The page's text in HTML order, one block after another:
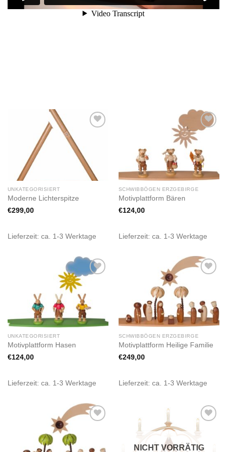
Wunschliste
hinzufügen
UNKATEGORISIERT
Moderne Lichterspitze
€299,00
Lieferzeit: ca. 1-3 Werktage
Zur
Wunschliste
hinzufügen
SCHWIBBÖGEN ERZGEBIRGE
Motivplattform Bären
€124,00
Lieferzeit: ca. 1-3 Werktage
Wunschliste
hinzufügen
UNKATEGORISIERT
Motivplattform Hasen
€124,00
Lieferzeit: ca. 1-3 Werktage
Wunschliste
hinzufügen
SCHWIBBÖGEN ERZGEBIRGE
Motivplattform Heilige Familie
€249,00
Lieferzeit: ca. 1-3 Werktage
Wunschliste
hinzufügen
hinzufügen
NICHT VORRÄTIG